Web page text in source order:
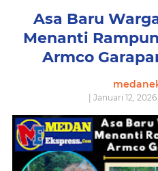
Asa Baru
Menanti
Armco
| Januari 12,